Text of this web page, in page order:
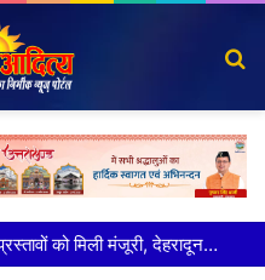
मुख्य सचिव ने अंडरग्राउंड विद्युत लाइन परियोजना का प्रस्ताव तैयार करने के दिये निर्देश